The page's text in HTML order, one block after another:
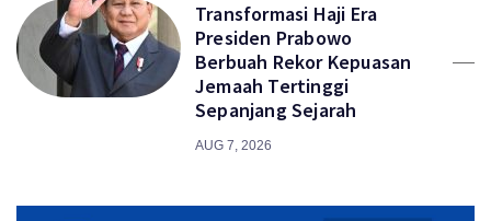
Transformasi Haji Era
Presiden Prabowo
Berbuah Rekor Kepuasan
Jemaah Tertinggi
Sepanjang Sejarah
AUG 7, 2026